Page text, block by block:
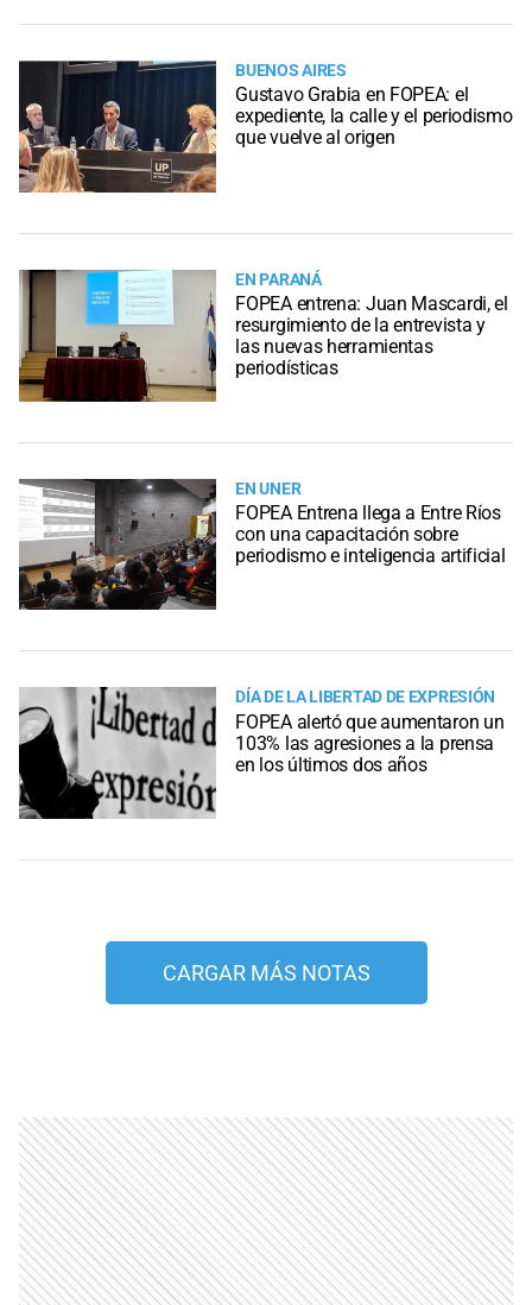
BUENOS AIRES
Gustavo Grabia en FOPEA: el
expediente, la calle y el periodismo
que vuelve al origen
EN PARANÁ
FOPEA entrena: Juan Mascardi, el
resurgimiento de la entrevista y
las nuevas herramientas
periodísticas
EN UNER
FOPEA Entrena llega a Entre Ríos
con una capacitación sobre
periodismo e inteligencia artificial
DÍA DE LA LIBERTAD DE EXPRESIÓN
FOPEA alertó que aumentaron un
103% las agresiones a la prensa
en los últimos dos años
CARGAR MÁS NOTAS